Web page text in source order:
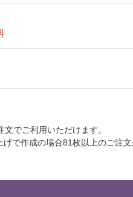
でご利用いただけます。
で作成の場合81枚以上のご注文